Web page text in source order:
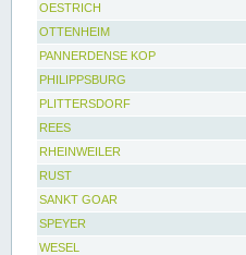
OESTRICH
OTTENHEIM
PANNERDENSE KOP
PHILIPPSBURG
PLITTERSDORF
REES
RHEINWEILER
RUST
SANKT GOAR
SPEYER
WESEL